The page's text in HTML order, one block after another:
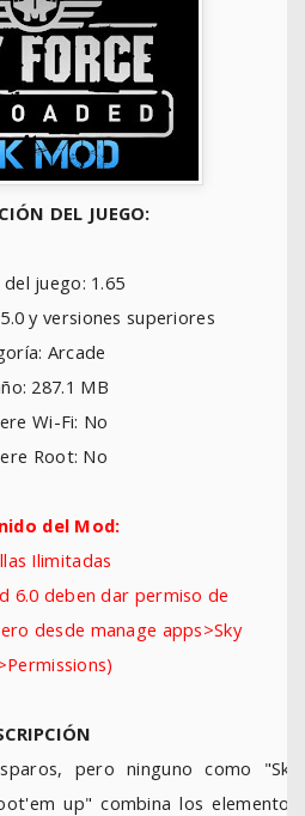
DEL JUEGO:
juego: 1.65
y versiones superiores
Arcade
287.1 MB
Wi-Fi: No
Root: No
del Mod:
Ilimitadas
6.0 deben dar permiso de
desde manage apps>Sky
pero ninguno como "Sky
up" combina los elementos